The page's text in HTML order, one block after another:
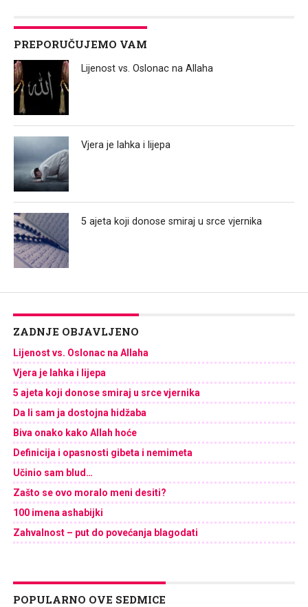
PREPORUČUJEMO VAM
Lijenost vs. Oslonac na Allaha
Vjera je lahka i lijepa
5 ajeta koji donose smiraj u srce vjernika
ZADNJE OBJAVLJENO
Lijenost vs. Oslonac na Allaha
Vjera je lahka i lijepa
5 ajeta koji donose smiraj u srce vjernika
Da li sam ja dostojna hidžaba
Biva onako kako Allah hoće
Definicija i opasnosti gibeta i nemimeta
Učinio sam blud…
Zašto se ovo moralo meni desiti?
100 imena ashabijki
Zahvalnost – put do povećanja blagodati
POPULARNO OVE SEDMICE